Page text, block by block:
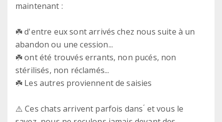
maintenant :
☘️ d'entre eux sont arrivés chez nous suite à un
abandon ou une cession...
☘️ ont été trouvés errants, non pucés, non
stérilisés, non réclamés...
☘️ Les autres proviennent de saisies
⚠️ Ces chats arrivent parfois dans ́ et vous le